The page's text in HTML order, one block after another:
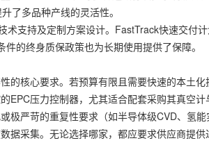
了多品种产线的灵活性。
支持及定制方案设计。FastTrack快速交付
的终身质保政策也为长期使用提供了保障。
核心要求。若预算有限且需要快速的本土化
EPC压力控制器，尤其适合配套采购其真空计
极严苛的重复性要求（如半导体级CVD、氢能
据采集。无论选择哪家，都应要求供应商提供